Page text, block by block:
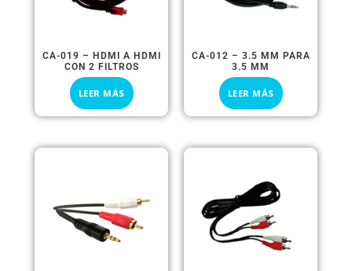
CA-019 – HDMI A HDMI
CON 2 FILTROS
LEER MÁS
CA-012 – 3.5 MM PARA
3.5 MM
LEER MÁS